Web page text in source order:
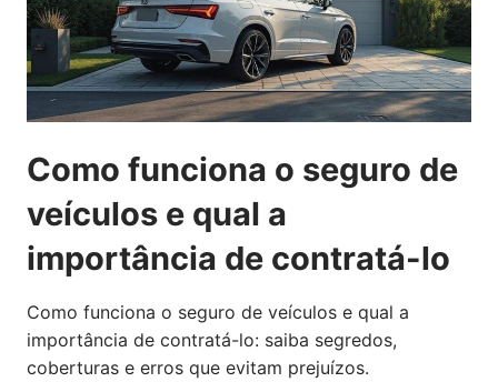
Como funciona o seguro de
veículos e qual a
importância de contratá-lo
Como funciona o seguro de veículos e qual a
importância de contratá-lo: saiba segredos,
coberturas e erros que evitam prejuízos.